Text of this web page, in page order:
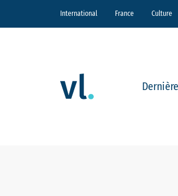
International France Culture